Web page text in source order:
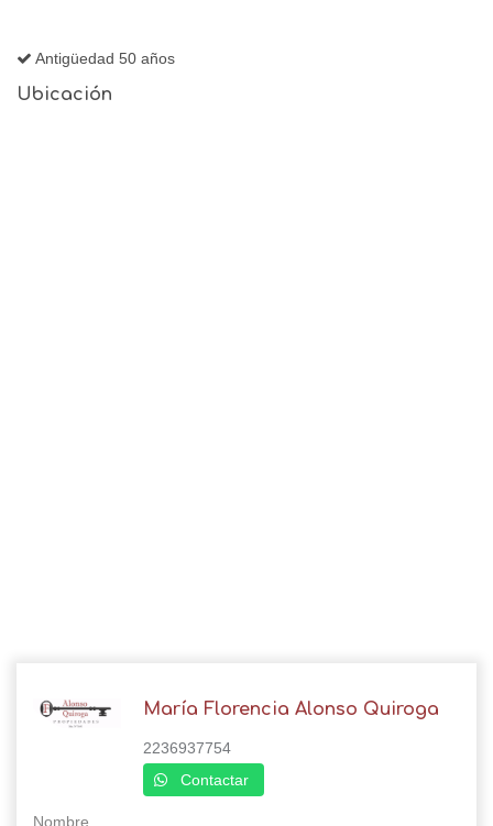
Antigüedad 50 años
Ubicación
María Florencia Alonso Quiroga
2236937754
Contactar
Nombre